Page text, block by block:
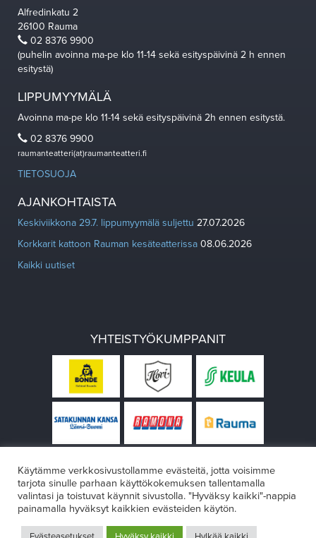
Alfredinkatu 2
26100 Rauma
02 8376 9900
(puhelin avoinna ma-pe klo 11-14 sekä esityspäivinä 2 h ennen
esitystä)
LIPPUMYYMÄLÄ
Avoinna ma-pe klo 11-14 sekä esityspäivinä 2h ennen esitystä.
02 8376 9900
raumanteatteri(at)raumanteatteri.fi
TIETOSUOJA
AJANKOHTAISTA
Keskiviikkona 29.7. lippumyymälä suljettu 27.07.2026
Korkkarit kattoon Rauman kesäteatterissa 08.06.2026
Kaikki uutiset
YHTEISTYÖKUMPPANIT
Käytämme verkkosivustollamme evästeitä, jotta voisimme
tarjota sinulle parhaan käyttökokemuksen tallentamalla
valintasi ja toistuvat käynnit sivustolla. "Hyväksy kaikki"-nappia
painamalla hyväksyt kaikkien evästeiden käytön.